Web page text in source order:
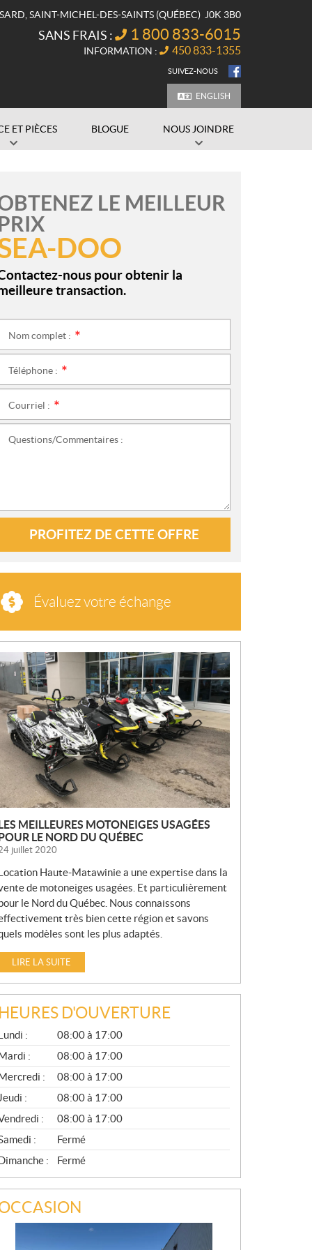
SAINT-MICHEL-DES-SAINTS (QUÉBEC) J0K 3B0
SANS FRAIS : 1 800 833-6015
INFORMATION : 450 833-1355
SUIVEZ-NOUS
ENGLISH
ET PIÈCES BLOGUE NOUS JOINDRE
LE MEILLEUR
DOO
nous pour obtenir la
transaction.
Nom complet :
Téléphone :
Courriel :
Questions/Commentaires :
PROFITEZ DE CETTE OFFRE
Évaluez votre échange
L
L
LES MEILLEURES MOTONEIGES USAGÉES
POUR LE NORD DU QUÉBEC
juillet 2020
Location Haute-Matawinie a une expertise dans la
de motoneiges usagées. Et particulièrement
le Nord du Québec. Nous connaissons
très bien cette région et savons
modèles sont les plus adaptés.
LIRE LA SUITE
HEURES D'OUVERTURE
Lundi :
08:00 à 17:00
Mardi :
08:00 à 17:00
Mercredi :
08:00 à 17:00
:
08:00 à 17:00
:
08:00 à 17:00
:
Fermé
Dimanche :
Fermé